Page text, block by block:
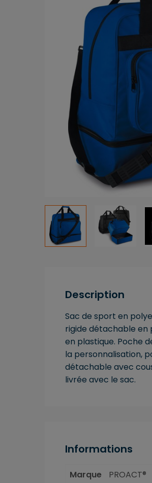
Description
Sac de sport en
rigide détachable en
en plastique. Poche
la personnalisation,
détachable avec
livrée avec le sac.
Informations
Marque
PROACT®